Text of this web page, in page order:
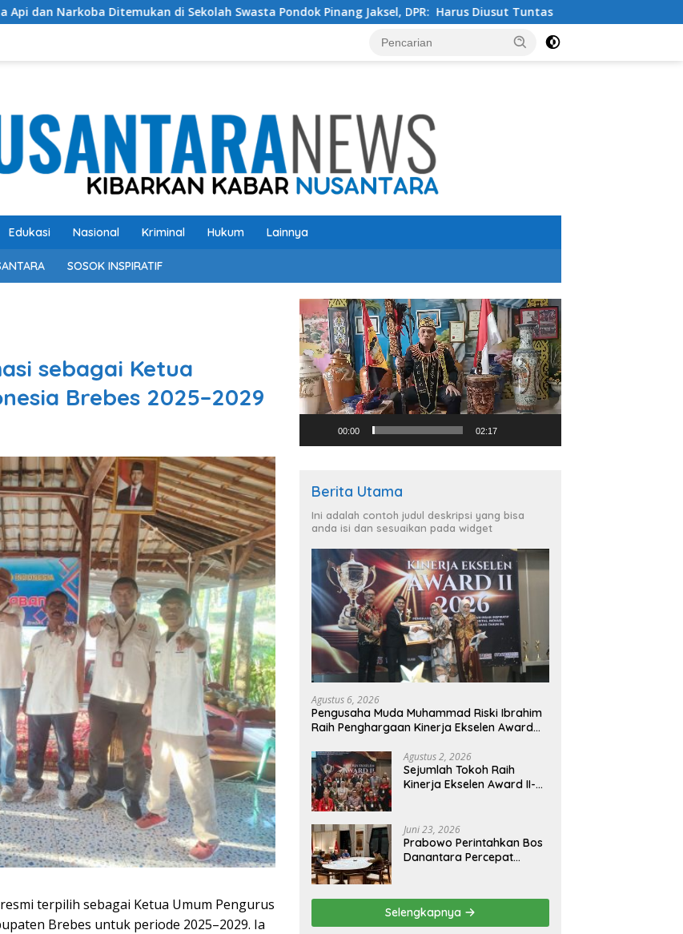
Sekolah Swasta Pondok Pinang Jaksel, DPR: Harus Diusut Tuntas Tingkatkan Kualitas Pendidikan , PT IMIP
Edukasi Nasional Kriminal Hukum Lainnya
SOSOK INSPIRATIF
sebagai Ketua
Brebes 2025–2029
terpilih sebagai Ketua Umum Pengurus
Brebes untuk periode 2025–2029. Ia
Pemutar
Video
00:00 02:17
Berita Utama
Ini adalah contoh judul deskripsi yang bisa
anda isi dan sesuaikan pada widget
Agustus 6, 2026
Pengusaha Muda Muhammad Riski Ibrahim
Raih Penghargaan Kinerja Ekselen Award
Agustus 2, 2026
Sejumlah Tokoh Raih
Kinerja Ekselen Award II-
Juni 23, 2026
Prabowo Perintahkan Bos
Danantara Percepat
Ekonomi Baru
Selengkapnya